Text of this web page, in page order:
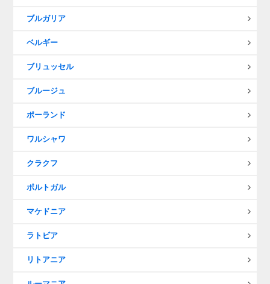
ブルガリア
ベルギー
ブリュッセル
ブルージュ
ポーランド
ワルシャワ
クラクフ
ポルトガル
マケドニア
ラトビア
リトアニア